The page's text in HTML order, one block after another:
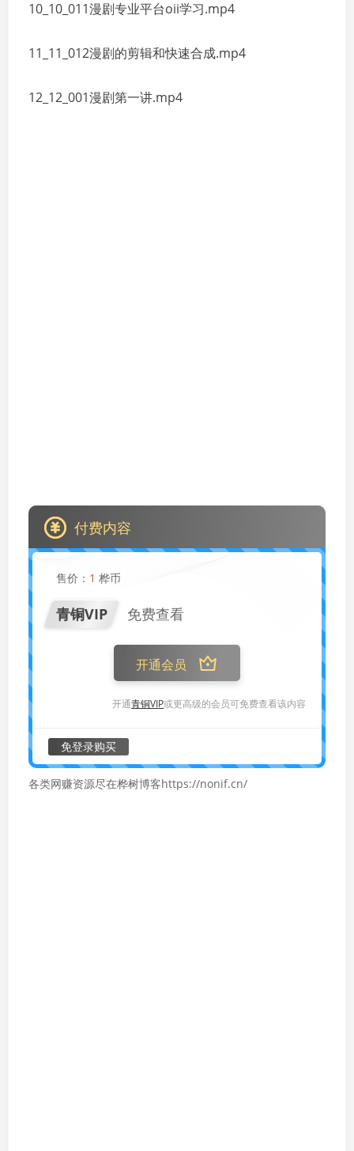
10_10_011漫剧专业平台oii学习.mp4
11_11_012漫剧的剪辑和快速合成.mp4
12_12_001漫剧第一讲.mp4
付费内容
售价： 1 桦币
青铜VIP 免费查看
开通会员
开通青铜VIP或更高级的会员可免费查看该内容
免登录购买
各类网赚资源尽在桦树博客https://nonif.cn/